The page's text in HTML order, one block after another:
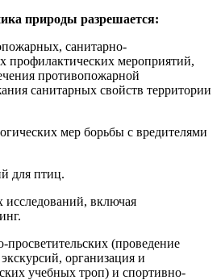
природы разрешается:
санитарно-
профилактических мероприятий,
противопожарной
санитарных свойств территории
мер борьбы с вредителями
для птиц.
включая
(проведение
организация и
учебных троп) и спортивно-